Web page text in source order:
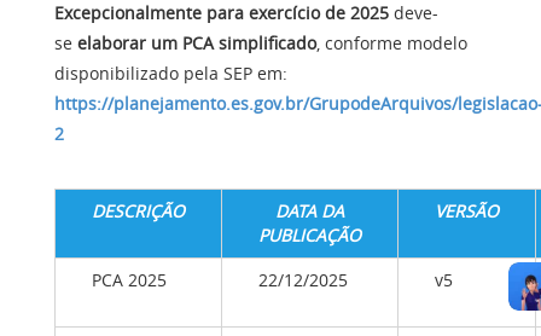
Excepcionalmente para exercício de 2025 deve-
se elaborar um PCA simplificado, conforme modelo
disponibilizado pela SEP em:
https://planejamento.es.gov.br/GrupodeArquivos/
2
DESCRIÇÃO
DATA DA
PUBLICAÇÃO
VERSÃO
PCA 2025 22/12/2025 v5